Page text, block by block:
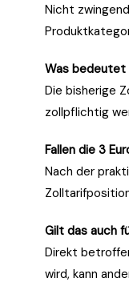
Nicht
Was bedeutet
Die bisherige
zollpflichtig
Fallen die 3
Nach der
Gilt das auch
Direkt
wird, kann